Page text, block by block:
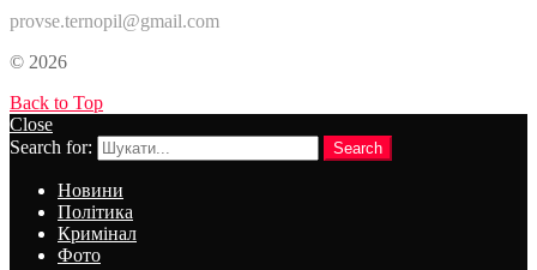
provse.ternopil@gmail.com
© 2026
Back to Top
Close
Search for:
Search
Новини
Політика
Кримінал
Фото